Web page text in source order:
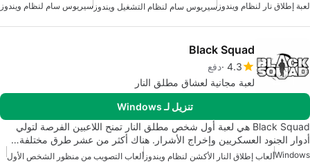
لعبة إطلاق نار لنظام ويندوز سيريوس سام لنظام التشغيل ويندوز سيريوس سام لنظام ويندوز
Black Squad
4.3 دفع
لعبة مجانية لعشاق مطلق النار
تنزيل لـ Windows
Black Squad هي لعبة أول شخص مطلق النار تمنح اللاعبين الفرصة لتولي
أدوار الجنود العسكريين وإخراج الأشرار. هناك أكثر من عشر طرق مختلفة…
Windowsألعاب إطلاق النار الأكشن لنظام ويندوز ألعاب التصويب من منظور الشخص الأول